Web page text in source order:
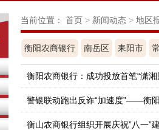
当前位置： 首页 > 新闻动态 > 地区
衡阳农商银行 南岳区 耒阳市
衡阳农商银行：成功投放首笔“潇
衡山农商银行组织开展庆祝”八一”